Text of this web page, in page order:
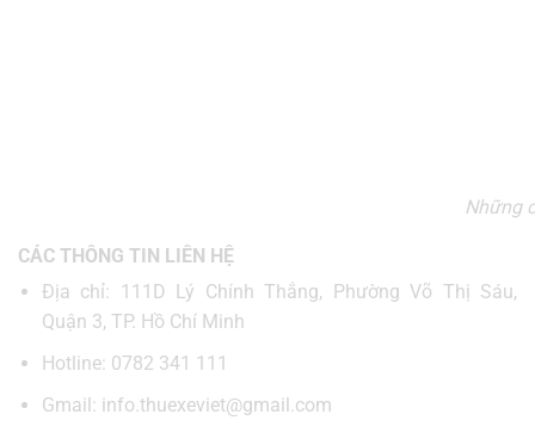
Những
CÁC THÔNG TIN LIÊN HỆ
Địa chỉ: 111D Lý Chính Thắng, Phường Võ Thị Sáu,
Quận 3, TP. Hồ Chí Minh
Hotline: 0782 341 111
Gmail: info.thuexeviet@gmail.com